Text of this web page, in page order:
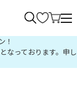
！
なっております。申し